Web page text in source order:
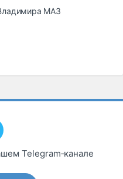
МАЗ
Telegram‑канале